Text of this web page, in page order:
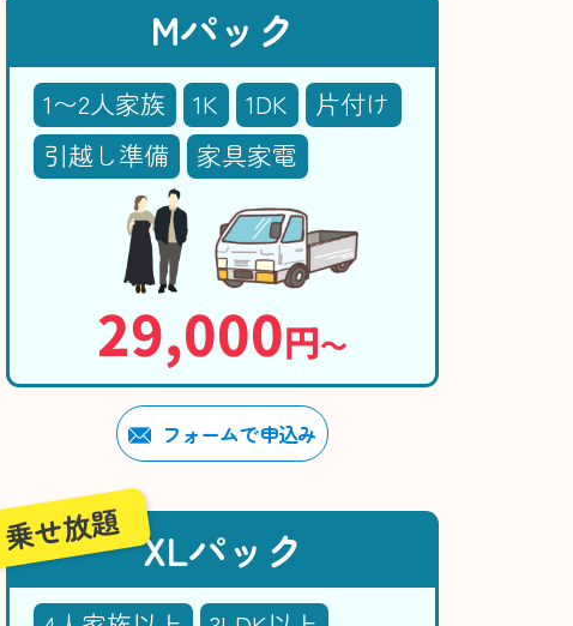
Mパック
1〜2人家族 1K 1DK
片付け
引越し準備
家具家電
29,000円〜
フォームで申込み
XLパック
乗せ放題